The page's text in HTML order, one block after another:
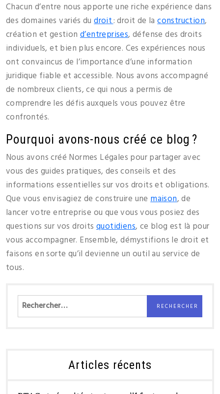
Chacun d’entre nous apporte une riche expérience dans
des domaines variés dudroit: droit de laconstruction,
création et gestion d’entreprises, défense des droits
individuels, et bien plus encore. Ces expériences nous
ont convaincus de l’importance d’une information
juridique fiable et accessible. Nous avons accompagné
de nombreux clients, ce qui nous a permis de
comprendre les défis auxquels vous pouvez être
confrontés.
Pourquoi avons-nous créé ce blog ?
Nous avons créé Normes Légales pour partager avec
vous des guides pratiques, des conseils et des
informations essentielles sur vos droits et obligations.
Que vous envisagiez de construire unemaison, de
lancer votre entreprise ou que vous vous posiez des
questions sur vos droits quotidiens, ce blog est là pour
vous accompagner. Ensemble, démystifions le droit et
faisons en sorte qu’il devienne un outil au service de
tous.
Rechercher :
Articles récents